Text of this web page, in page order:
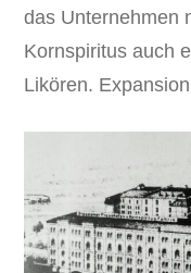
das Unternehmen
Kornspiritus auch
Likören.